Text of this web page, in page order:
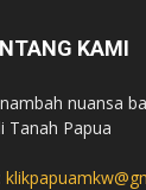
KAMI
nuansa
Tanah Papua